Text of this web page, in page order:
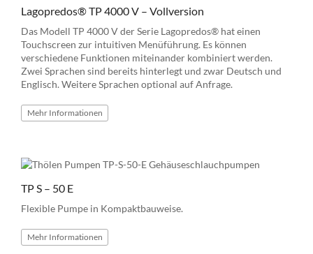
Lagopredos® TP 4000 V – Vollversion
Das Modell TP 4000 V der Serie Lagopredos® hat einen
Touchscreen zur intuitiven Menüführung. Es können
verschiedene Funktionen miteinander kombiniert werden.
Zwei Sprachen sind bereits hinterlegt und zwar Deutsch und
Englisch. Weitere Sprachen optional auf Anfrage.
MehrInformationen
TP S – 50 E
Flexible Pumpe in Kompaktbauweise.
MehrInformationen